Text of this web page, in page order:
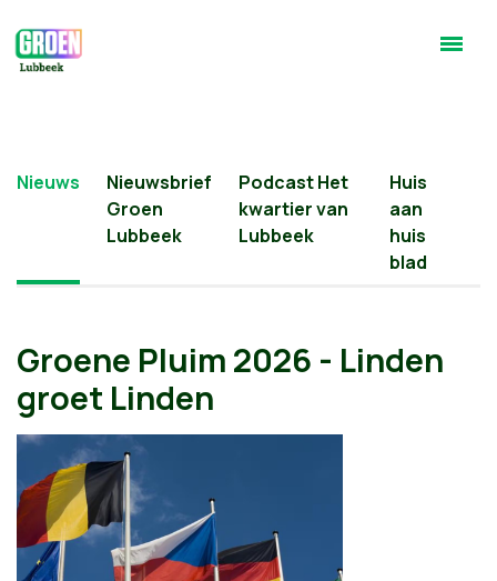
Nieuws
Nieuwsbrief
Groen
Lubbeek
Podcast Het
kwartier van
Lubbeek
Huis
aan
huis
blad
Groene Pluim 2026 - Linden
groet Linden